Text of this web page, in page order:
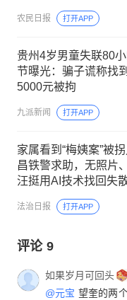
对她会有正义的审判”
农民日报 打开APP
贵州4岁男童失联80
节曝光：骗子谎称找
5000元被拘
九派新闻 打开APP
家属看到“梅姨案”被
昌铁警求助，无照片
汪挺用AI技术找回失
法治日报 打开APP
评论 9
如果岁月可回头
@元宝 望奎的两